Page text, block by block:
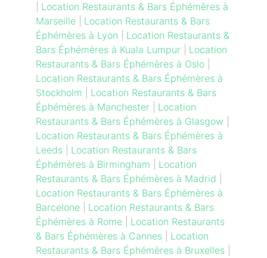
Location Restaurants & Bars Éphémères à
Marseille| Location Restaurants & Bars
Éphémères à Lyon
Location Restaurants &
Bars Éphémères à Kuala Lumpur| Location
Restaurants & Bars Éphémères à Oslo|
Location Restaurants & Bars Éphémères à
Stockholm
Location Restaurants & Bars
Éphémères à Manchester| Location
Restaurants & Bars Éphémères à Glasgow
Location Restaurants & Bars Éphémères à
Leeds| Location Restaurants & Bars
Éphémères à Birmingham
Location
Restaurants & Bars Éphémères à Madrid
Location Restaurants & Bars Éphémères à
Barcelone| Location Restaurants & Bars
Éphémères à Rome| Location Restaurants
& Bars Éphémères à Cannes| Location
Restaurants & Bars Éphémères à Bruxelles|